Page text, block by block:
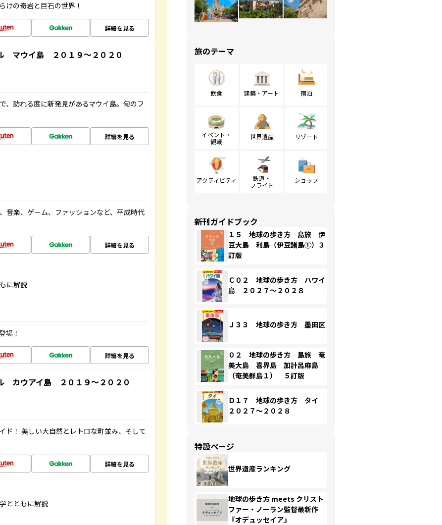
けの奇岩と巨石の世界！
詳細を見る
マウイ島 ２０１９～２０２０
、訪れる度に新発見があるマウイ島。旬のフ
詳細を見る
音楽、ゲーム、ファッションなど、平成時代
詳細を見る
に解説
場！
詳細を見る
カウアイ島 ２０１９～２０２０
ド！ 美しい大自然とレトロな町並み、そして
詳細を見る
とともに解説
旅のテーマ
飲食 建築・アート 宿泊
イベント・
観戦
世界遺産 リゾート
アクティビティ
鉄道・
フライト
ショップ
新刊ガイドブック
１５ 地球の歩き方 島旅 伊
豆大島 利島（伊豆諸島①）３
訂版
Ｃ０２ 地球の歩き方 ハワイ
島 ２０２７～２０２８
Ｊ３３ 地球の歩き方 墨田区
０２ 地球の歩き方 島旅 奄
美大島 喜界島 加計呂麻島
（奄美群島１） ５訂版
Ｄ１７ 地球の歩き方 タイ
２０２７～２０２８
特設ページ
世界遺産ランキング
地球の歩き方 meets クリスト
ファー・ノーラン監督最新作
『オデュッセイア』